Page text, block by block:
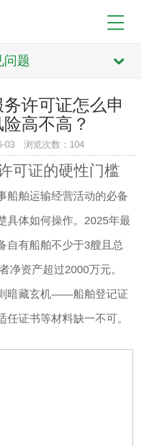
问题
许可证怎么申
高不高？
03 浏览次数：104
可证的硬性门槛
船舶运输经营活动的必备
具体如何操作。2025年最
自有船舶不少于3艘且总
净资产超过2000万元。
暗藏玄机——船舶登记证
证书等材料缺一不可。